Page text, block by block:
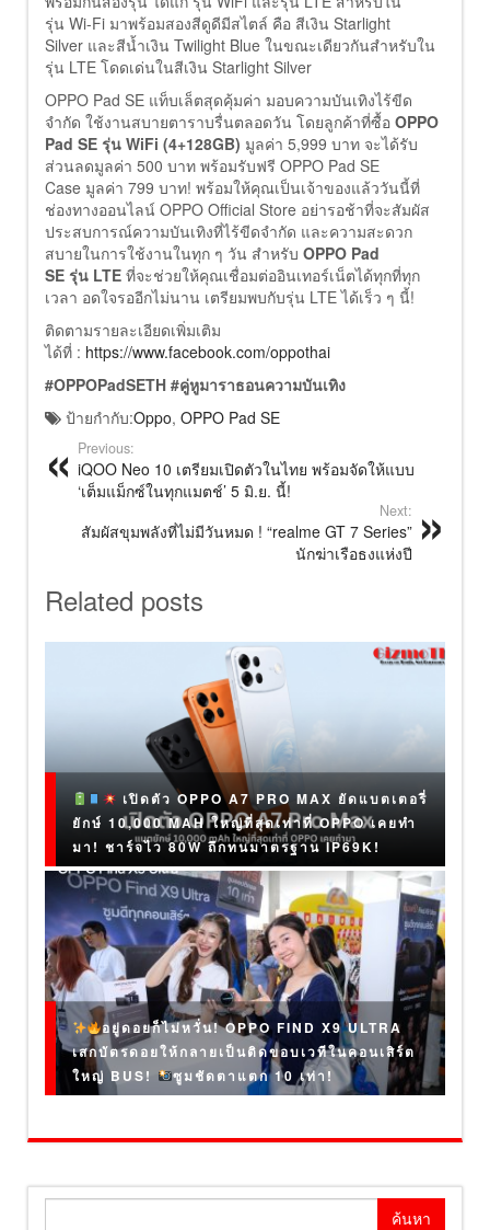
รุ่น Wi-Fi มาพร้อมสองสีดูดีมีสไตล์ คือ สีเงิน Starlight
Silver และสีน้ำเงิน Twilight Blue ในขณะเดียวกันสำหรับใน
รุ่น LTE โดดเด่นในสีเงิน Starlight Silver
OPPO Pad SE แท็บเล็ตสุดคุ้มค่า มอบความบันเทิงไร้ขีด
จำกัด ใช้งานสบายตาราบรื่นตลอดวัน โดยลูกค้าที่ซื้อ OPPO
Pad SE รุ่น WiFi (4+128GB) มูลค่า 5,999 บาท จะได้รับ
ส่วนลดมูลค่า 500 บาท พร้อมรับฟรี OPPO Pad SE
Case มูลค่า 799 บาท! พร้อมให้คุณเป็นเจ้าของแล้ววันนี้ที่
ช่องทางออนไลน์ OPPO Official Store อย่ารอช้าที่จะสัมผัส
ประสบการณ์ความบันเทิงที่ไร้ขีดจำกัด และความสะดวก
สบายในการใช้งานในทุก ๆ วัน สำหรับ OPPO Pad
SE รุ่น LTE ที่จะช่วยให้คุณเชื่อมต่ออินเทอร์เน็ตได้ทุกที่ทุก
เวลา อดใจรออีกไม่นาน เตรียมพบกับรุ่น LTE ได้เร็ว ๆ นี้!
ติดตามรายละเอียดเพิ่มเติม
ได้ที่ : https://www.facebook.com/oppothai
#OPPOPadSETH #คู่หูมาราธอนความบันเทิง
ป้ายกำกับ:Oppo, OPPO Pad SE
Previous:
iQOO Neo 10 เตรียมเปิดตัวในไทย พร้อมจัดให้แบบ
‘เต็มแม็กซ์ในทุกแมตช์’ 5 มิ.ย. นี้!
Next:
สัมผัสขุมพลังที่ไม่มีวันหมด ! “realme GT 7 Series”
นักฆ่าเรือธงแห่งปี
Related posts
เปิดตัว OPPO A7 PRO MAX ยัดแบตเตอรี่
ยักษ์ 10,000 MAH ใหญ่ที่สุดเท่าที่ OPPO เคยทำ
มา! ชาร์จไว 80W ถึกทนมาตรฐาน IP69K!
อยู่ดอยก็ไม่หวั่น! OPPO FIND X9 ULTRA
เสกบัตรดอยให้กลายเป็นติดขอบเวทีในคอนเสิร์ต
ใหญ่ BUS!
ซูมชัดตาแตก 10 เท่า!